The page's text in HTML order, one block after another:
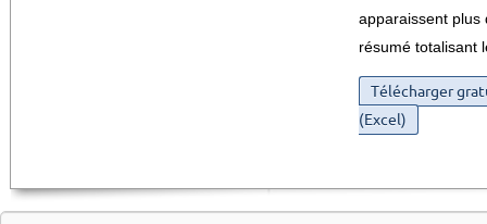
apparaissent plus
résumé totalisant
Télécharger
(Excel)